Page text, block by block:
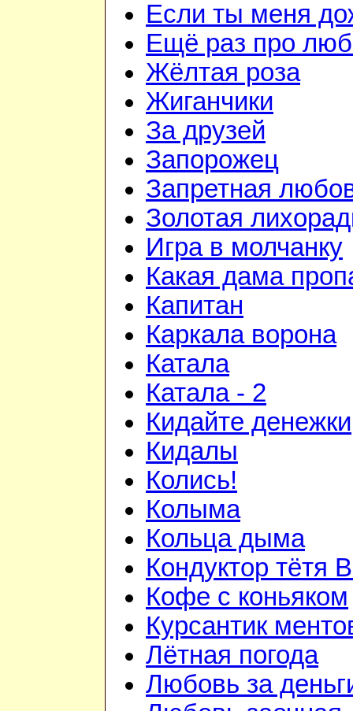
Если ты меня
Ещё раз про
Жёлтая роза
Жиганчики
За друзей
Запорожец
Запретная
Золотая
Игра в молчанку
Какая дама
Капитан
Каркала ворона
Катала
Катала - 2
Кидайте денежки
Кидалы
Колись!
Колыма
Кольца дыма
Кондуктор тётя
Кофе с коньяком
Курсантик
Лётная погода
Любовь за